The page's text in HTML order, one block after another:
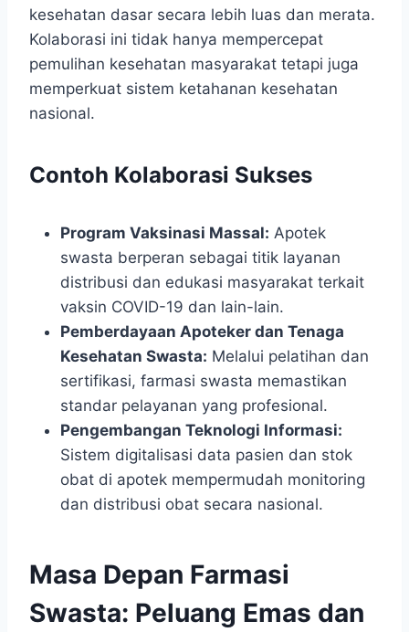
kesehatan dasar secara lebih luas dan merata.
Kolaborasi ini tidak hanya mempercepat
pemulihan kesehatan masyarakat tetapi juga
memperkuat sistem ketahanan kesehatan
nasional.
Contoh Kolaborasi Sukses
Program Vaksinasi Massal: Apotek
swasta berperan sebagai titik layanan
distribusi dan edukasi masyarakat terkait
vaksin COVID-19 dan lain-lain.
Pemberdayaan Apoteker dan Tenaga
Kesehatan Swasta: Melalui pelatihan dan
sertifikasi, farmasi swasta memastikan
standar pelayanan yang profesional.
Pengembangan Teknologi Informasi:
Sistem digitalisasi data pasien dan stok
obat di apotek mempermudah monitoring
dan distribusi obat secara nasional.
Masa Depan Farmasi
Swasta: Peluang Emas dan